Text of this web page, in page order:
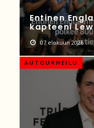
Entinen
kapteeni
07 elokuun 2026
AUTOURHEILU